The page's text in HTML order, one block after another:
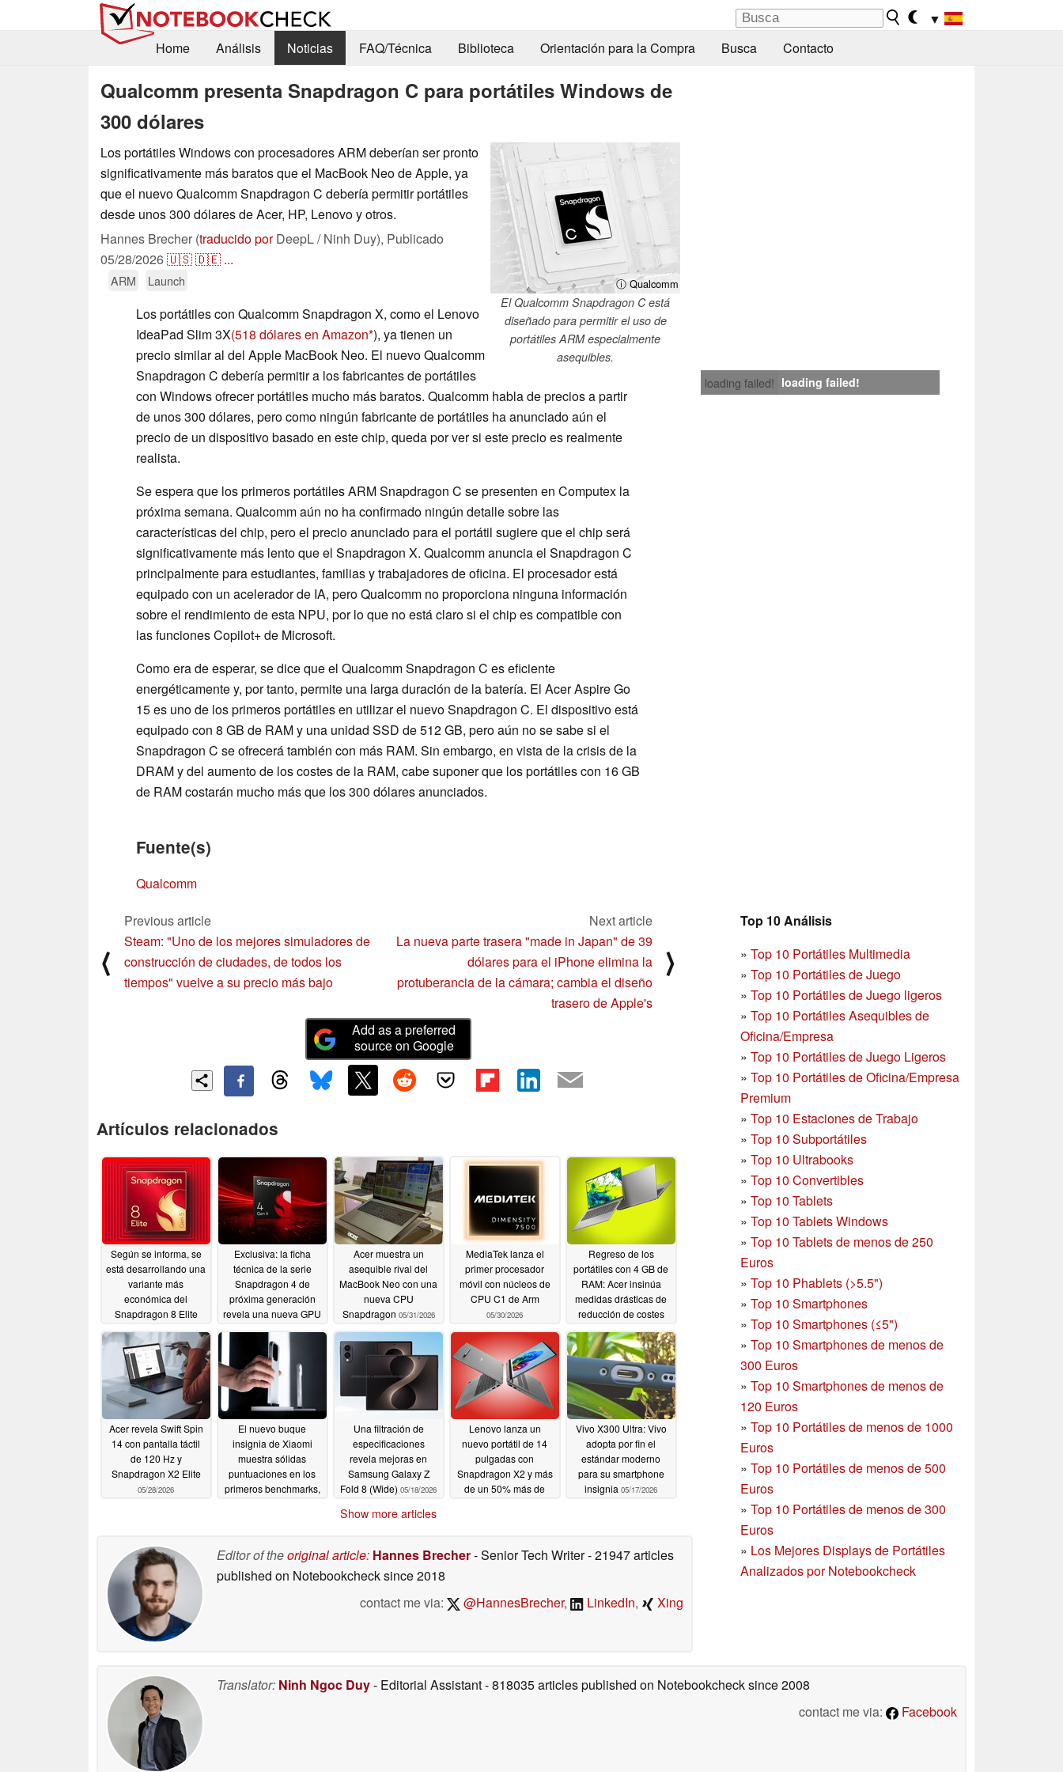
▼
Home
Análisis Noticias FAQ/Técnica Biblioteca Orientación para la Compra Busca Contacto
Qualcomm presenta Snapdragon C para portátiles Windows de
300 dólares
ⓘ Qualcomm
El Qualcomm Snapdragon C está
diseñado para permitir el uso de
portátiles ARM especialmente
asequibles.
Los portátiles Windows con procesadores ARM deberían ser pronto
significativamente más baratos que el MacBook Neo de Apple, ya
que el nuevo Qualcomm Snapdragon C debería permitir portátiles
desde unos 300 dólares de Acer, HP, Lenovo y otros.
Hannes Brecher (traducido porDeepL / Ninh Duy), Publicado
05/28/2026🇺🇸🇩🇪 ...
ARM Launch
loading failed! loading failed!
Los portátiles con Qualcomm Snapdragon X, como el Lenovo
IdeaPad Slim 3X(518 dólares en Amazon ), ya tienen un
precio similar al del Apple MacBook Neo. El nuevo Qualcomm
Snapdragon C debería permitir a los fabricantes de portátiles
con Windows ofrecer portátiles mucho más baratos. Qualcomm habla de precios a partir
de unos 300 dólares, pero como ningún fabricante de portátiles ha anunciado aún el
precio de un dispositivo basado en este chip, queda por ver si este precio es realmente
realista.
Se espera que los primeros portátiles ARM Snapdragon C se presenten en Computex la
próxima semana. Qualcomm aún no ha confirmado ningún detalle sobre las
características del chip, pero el precio anunciado para el portátil sugiere que el chip será
significativamente más lento que el Snapdragon X. Qualcomm anuncia el Snapdragon C
principalmente para estudiantes, familias y trabajadores de oficina. El procesador está
equipado con un acelerador de IA, pero Qualcomm no proporciona ninguna información
sobre el rendimiento de esta NPU, por lo que no está claro si el chip es compatible con
las funciones Copilot+ de Microsoft.
Como era de esperar, se dice que el Qualcomm Snapdragon C es eficiente
energéticamente y, por tanto, permite una larga duración de la batería. El Acer Aspire Go
15 es uno de los primeros portátiles en utilizar el nuevo Snapdragon C. El dispositivo está
equipado con 8 GB de RAM y una unidad SSD de 512 GB, pero aún no se sabe si el
Snapdragon C se ofrecerá también con más RAM. Sin embargo, en vista de la crisis de la
DRAM y del aumento de los costes de la RAM, cabe suponer que los portátiles con 16 GB
de RAM costarán mucho más que los 300 dólares anunciados.
Fuente(s)
Qualcomm
Top 10 Análisis
» Top 10 Portátiles Multimedia
» Top 10 Portátiles de Juego
» Top 10 Portátiles de Juego ligeros
» Top 10 Portátiles Asequibles de
Oficina/Empresa
» Top 10 Portátiles de Juego Ligeros
» Top 10 Portátiles de Oficina/Empresa
Premium
» Top 10 Estaciones de Trabajo
» Top 10 Subportátiles
» Top 10 Ultrabooks
» Top 10 Convertibles
» Top 10 Tablets
» Top 10 Tablets Windows
» Top 10 Tablets de menos de 250
Euros
» Top 10 Phablets (>5.5")
» Top 10 Smartphones
» Top 10 Smartphones (≤5")
» Top 10 Smartphones de menos de
300 Euros
» Top 10 Smartphonesde menos de
120 Euros
» Top 10 Portátiles de menos de 1000
Euros
» Top 10 Portátiles de menos de 500
Euros
» Top 10 Portátiles de menos de 300
Euros
» Los Mejores Displays de Portátiles
Analizados por Notebookcheck
⟨
Previous article
Steam: "Uno de los mejores simuladores de
construcción de ciudades, de todos los
tiempos" vuelve a su precio más bajo
Next article
La nueva parte trasera "made in Japan" de 39
dólares para el iPhone elimina la
protuberancia de la cámara; cambia el diseño
trasero de Apple's
⟩
Add as a preferred
source on Google
Artículos relacionados
Según se informa, se
está desarrollando una
variante más
económica del
Snapdragon 8 Elite
suponer un respiro
para los modelos
insignia de gama
media.07/23/2026
Exclusiva: la ficha
técnica de la serie
Snapdragon 4 de
próxima generación
revela una nueva GPU
4 nm de TSMC
07/19/2026
Acer muestra un
asequible rival del
MacBook Neo con una
nueva CPU
Snapdragon 05/31/2026
MediaTek lanza el
primer procesador
móvil con núcleos de
CPU C1 de Arm
05/30/2026
Regreso de los
portátiles con 4 GB de
RAM: Acer insinúa
medidas drásticas de
reducción de costes
05/29/2026
Acer revela Swift Spin
14 con pantalla táctil
de 120 Hz y
Snapdragon X2 Elite
05/28/2026
El nuevo buque
insignia de Xiaomi
muestra sólidas
puntuaciones en los
primeros benchmarks,
Una filtración de
especificaciones
revela mejoras en
Samsung Galaxy Z
Fold 8 (Wide) 05/18/2026
Lenovo lanza un
nuevo portátil de 14
pulgadas con
Snapdragon X2 y más
de un 50% más de
Vivo X300 Ultra: Vivo
adopta por fin el
estándar moderno
para su smartphone
insignia 05/17/2026
Show more articles
Editor of theoriginal article: Hannes Brecher- Senior Tech Writer- 21947 articles
published on Notebookchecksince 2018
contact me via:
@HannesBrecher, LinkedIn, Xing
Translator: Ninh Ngoc Duy- Editorial Assistant- 818035 articles published on Notebookchecksince 2008
contact me via:
Facebook